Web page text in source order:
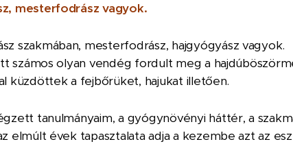
mesterfodrász vagyok.
szakmában, mesterfodrász, hajgyógyász vagyok.
számos olyan vendég fordult meg a
küzdöttek a fejbőrüket, hajukat illetően.
tanulmányaim, a gyógynövényi háttér, a
elmúlt évek tapasztalata adja a kezembe azt az